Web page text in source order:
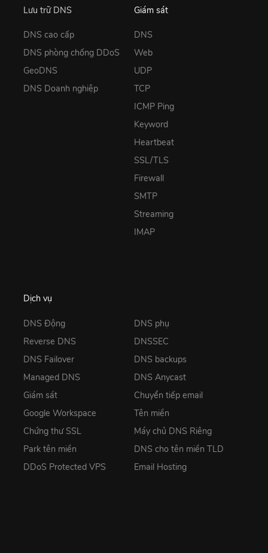
Lưu trữ DNS
DNS cao cấp
DNS phòng chống DDoS
GeoDNS
DNS Doanh nghiệp
Giám sát
DNS
Web
UDP
TCP
ICMP Ping
Keyword
Heartbeat
SSL/TLS
Firewall
SMTP
Streaming
IMAP
Dịch vụ
DNS Động
Reverse DNS
DNS Failover
Managed DNS
Giám sát
Google Workspace
Chứng thư SSL
Park tên miền
DDoS Protected VPS
DNS phụ
DNSSEC
DNS backups
DNS Anycast
Chuyển tiếp email
Tên miền
Máy chủ DNS Riêng
DNS cho tên miền TLD
Email Hosting